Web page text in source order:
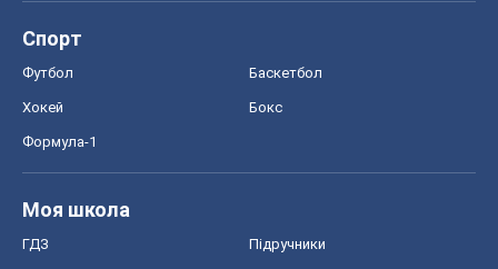
Спорт
Футбол Баскетбол
Хокей Бокс
Формула-1
Моя школа
ГДЗ Підручники